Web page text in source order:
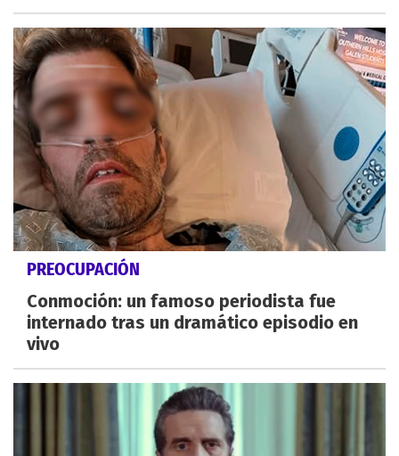
PREOCUPACIÓN
Conmoción: un famoso periodista fue
internado tras un dramático episodio en
vivo